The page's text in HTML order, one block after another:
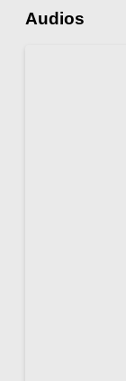
Audios